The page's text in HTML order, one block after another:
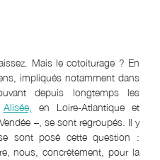
Mais le cotoiturage ? En
impliqués notamment dans
depuis longtemps les
Alisée,
en Loire-Atlantique et
–, se sont regroupés. Il y
sont posé cette question :
nous, concrètement, pour la